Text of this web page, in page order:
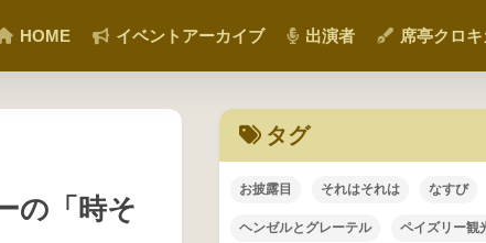
HOME イベントアーカイブ 出演者 席亭クロ
の「時そ
タグ
お披露目 それはそれは なすび
ヘンゼルとグレーテル ペイズリー観